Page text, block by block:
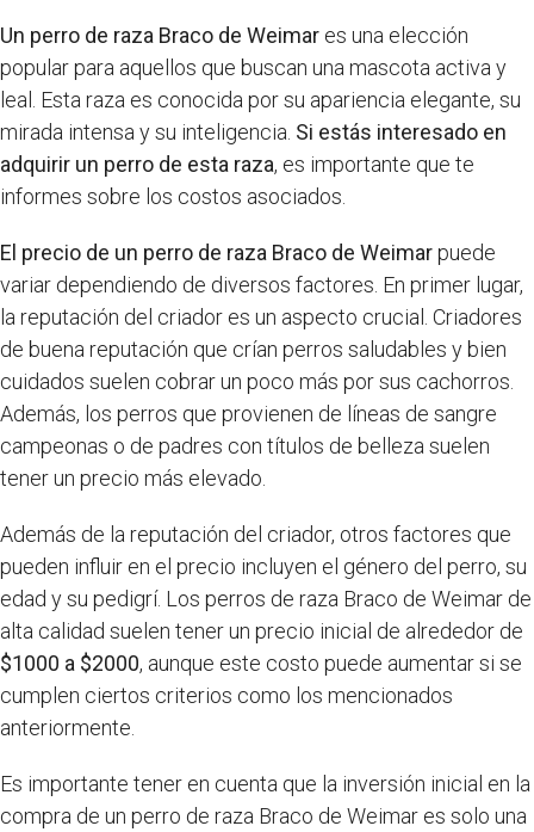
Un perro de raza Braco de Weimar es una elección
popular para aquellos que buscan una mascota activa y
leal. Esta raza es conocida por su apariencia elegante, su
mirada intensa y su inteligencia. Si estás interesado en
adquirir un perro de esta raza, es importante que te
informes sobre los costos asociados.
El precio de un perro de raza Braco de Weimarpuede
variar dependiendo de diversos factores. En primer lugar,
la reputación del criador es un aspecto crucial. Criadores
de buena reputación que crían perros saludables y bien
cuidados suelen cobrar un poco más por sus cachorros.
Además, los perros que provienen de líneas de sangre
campeonas o de padres con títulos de belleza suelen
tener un precio más elevado.
Además de la reputación del criador, otros factores que
pueden influir en el precio incluyen el género del perro, su
edad y su pedigrí. Los perros de raza Braco de Weimar de
alta calidad suelen tener un precio inicial de alrededor de
$1000 a $2000, aunque este costo puede aumentar si se
cumplen ciertos criterios como los mencionados
anteriormente.
Es importante tener en cuenta que la inversión inicial en la
compra de un perro de raza Braco de Weimar es solo una